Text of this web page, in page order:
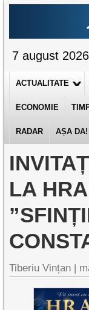
7 august
ACTUALITATE
ECONOMIE
RADAR AȘA
LA
Tiberiu Vințan |